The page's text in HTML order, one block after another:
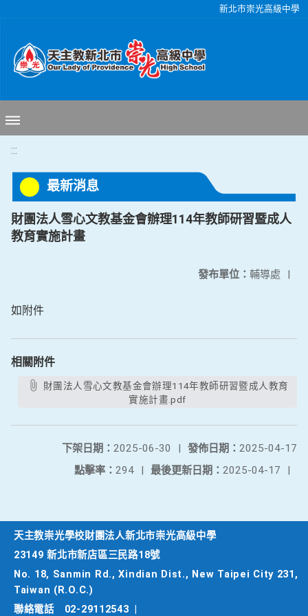
新北市崇光高級中學
:::
最新消息
財團法人雪心文教基金會辦理114年教師研習暨成人
教育實施計畫
發布單位： 輔導處 |
如附件
相關附件
實施計畫.pdf
發佈日期： 2025-04-17
下架日期： 2025-06-30
|
最後更新日期： 2025-04-17 |
點擊率： 294 |
天主教崇光學校財團法人新北市崇光高級中學
23149 新北市新店區三民路18號
No. 18, Sanmin Rd., Xindian Dist., New Taipei City 231,
Taiwan (R.O.C.)
聯絡電話
02-29112543